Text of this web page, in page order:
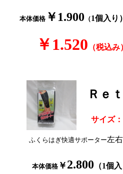
本体価格 ￥ 2.800 （1個入
Ｒｅ
ふくらはぎ快適サポーター左
本体価格 ￥1.900 （1個入り）
￥1.520 （税込み
サイズ：